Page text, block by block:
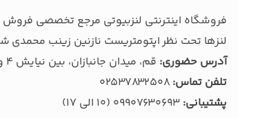
فروشگاه اینترنتی لنزبیوتی مرجع تخصصی فروش
لنزها تحت نظر اپتومتریست نازنین زینب محمدی
آدرس حضوری: قم، میدان جانبازان، بین نیایش 4 و 6، بینایی سنجی و عینک بصیر
تلفن تماس: 02537832508
پشتیبانی: 09907630693 (10 الی 17)